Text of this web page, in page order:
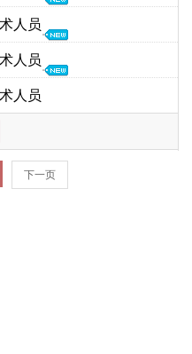
18年12月13日
人员
17年12月22日
人员
人员
下一页